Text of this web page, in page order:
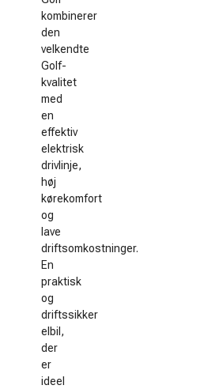
kombinerer
den
velkendte
Golf-
kvalitet
med
en
effektiv
elektrisk
drivlinje,
høj
kørekomfort
og
lave
driftsomkostninger.
En
praktisk
og
driftssikker
elbil,
der
er
ideel